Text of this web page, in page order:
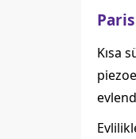
Kısa